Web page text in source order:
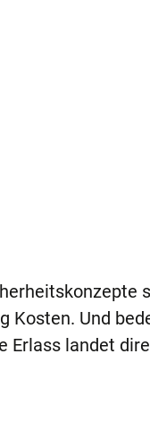
Kosten. Und
Erlass landet